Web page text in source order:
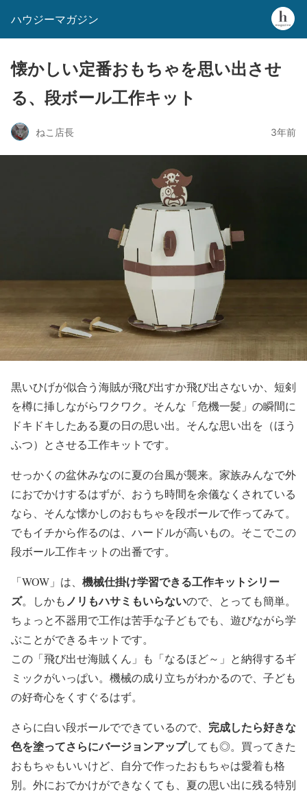
ハウジーマガジン
懐かしい定番おもちゃを思い出させ
る、段ボール工作キット
ねこ店長 3年前
黒いひげが似合う海賊が飛び出すか飛び出さないか、短剣
を樽に挿しながらワクワク。そんな「危機一髪」の瞬間に
ドキドキしたある夏の日の思い出。そんな思い出を（ほう
ふつ）とさせる工作キットです。
せっかくの盆休みなのに夏の台風が襲来。家族みんなで外
におでかけするはずが、おうち時間を余儀なくされている
なら、そんな懐かしのおもちゃを段ボールで作ってみて。
でもイチから作るのは、ハードルが高いもの。そこでこの
段ボール工作キットの出番です。
「WOW」は、 機械仕掛け学習できる工作キットシリー
ズ。しかもノリもハサミもいらないので、とっても簡単。
ちょっと不器用で工作は苦手な子どもでも、遊びながら学
ぶことができるキットです。
この「飛び出せ海賊くん」も「なるほど～」と納得するギ
ミックがいっぱい。機械の成り立ちがわかるので、子ども
の好奇心をくすぐるはず。
さらに白い段ボールでできているので、 完成したら好きな
色を塗ってさらにバージョンアップしても◎。買ってきた
おもちゃもいいけど、自分で作ったおもちゃは愛着も格
別。外におでかけができなくても、夏の思い出に残る特別